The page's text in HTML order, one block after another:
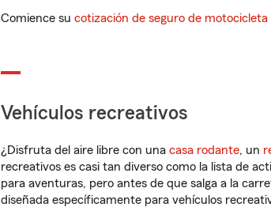
Comience su cotización de seguro de motocicleta
Vehículos recreativos
¿Disfruta del aire libre con una casa rodante, un
recreativos es casi tan diverso como la lista de
para aventuras, pero antes de que salga a la
diseñada específicamente para vehículos